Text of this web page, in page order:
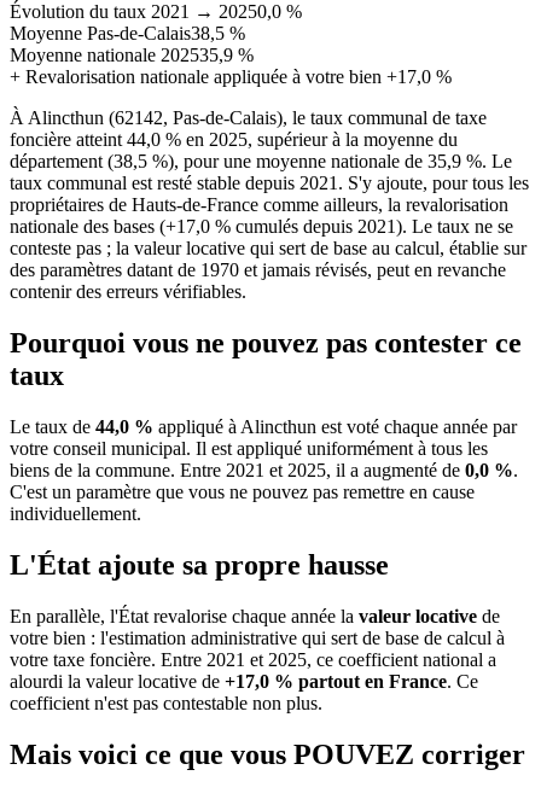
Évolution du taux 2021 → 20250,0 %
Moyenne Pas-de-Calais38,5 %
Moyenne nationale 202535,9 %
+ Revalorisation nationale appliquée à votre bien +17,0 %
À Alincthun (62142, Pas-de-Calais), le taux communal de taxe
foncière atteint 44,0 % en 2025, supérieur à la moyenne du
département (38,5 %), pour une moyenne nationale de 35,9 %. Le
taux communal est resté stable depuis 2021. S'y ajoute, pour tous les
propriétaires de Hauts-de-France comme ailleurs, la revalorisation
nationale des bases (+17,0 % cumulés depuis 2021). Le taux ne se
conteste pas ; la valeur locative qui sert de base au calcul, établie sur
des paramètres datant de 1970 et jamais révisés, peut en revanche
contenir des erreurs vérifiables.
Pourquoi vous ne pouvez pas contester ce
taux
Le taux de 44,0 % appliqué à Alincthun est voté chaque année par
votre conseil municipal. Il est appliqué uniformément à tous les
biens de la commune. Entre 2021 et 2025, il a augmenté de 0,0 %.
C'est un paramètre que vous ne pouvez pas remettre en cause
individuellement.
L'État ajoute sa propre hausse
En parallèle, l'État revalorise chaque année la valeur locative de
votre bien : l'estimation administrative qui sert de base de calcul à
votre taxe foncière. Entre 2021 et 2025, ce coefficient national a
alourdi la valeur locative de +17,0 % partout en France. Ce
coefficient n'est pas contestable non plus.
Mais voici ce que vous POUVEZ corriger